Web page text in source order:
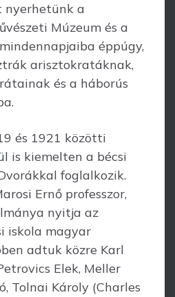
nyerhetünk a
Múzeum és a
éppúgy,
arisztokratáknak,
és a háborús
és 1921 közötti
is kiemelten a bécsi
foglalkozik.
Ernő professzor,
nyitja az
iskola magyar
adtuk közre Karl
Elek, Meller
Tolnai Károly (Charles